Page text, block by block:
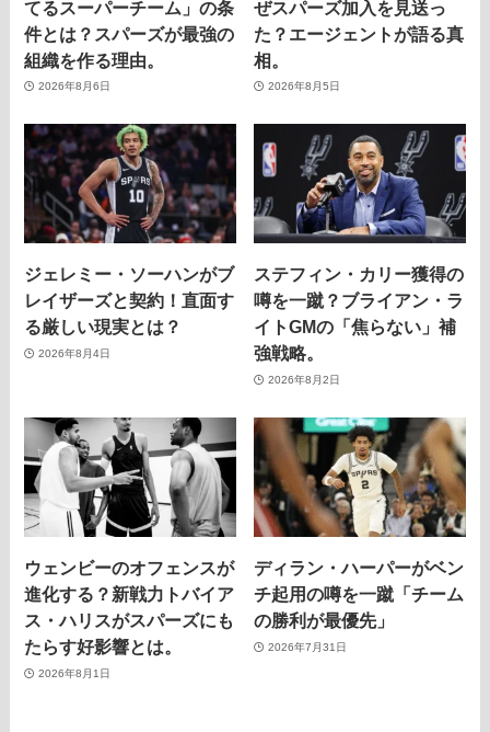
てるスーパーチーム」の条
件とは？スパーズが最強の
組織を作る理由。
2026年8月6日
ぜスパーズ加入を見送っ
た？エージェントが語る真
相。
2026年8月5日
ジェレミー・ソーハンがブ
レイザーズと契約！直面す
る厳しい現実とは？
2026年8月4日
ステフィン・カリー獲得の
噂を一蹴？ブライアン・ラ
イトGMの「焦らない」補
強戦略。
2026年8月2日
ウェンビーのオフェンスが
進化する？新戦力トバイア
ス・ハリスがスパーズにも
たらす好影響とは。
2026年8月1日
ディラン・ハーパーがベン
チ起用の噂を一蹴「チーム
の勝利が最優先」
2026年7月31日